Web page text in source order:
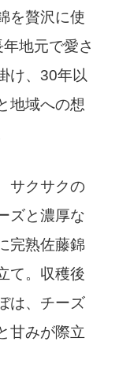
を贅沢に使
地元で愛さ
け、30年以
地域への想
サクサクの
ズと濃厚な
完熟佐藤錦
て。収穫後
は、チーズ
甘みが際立